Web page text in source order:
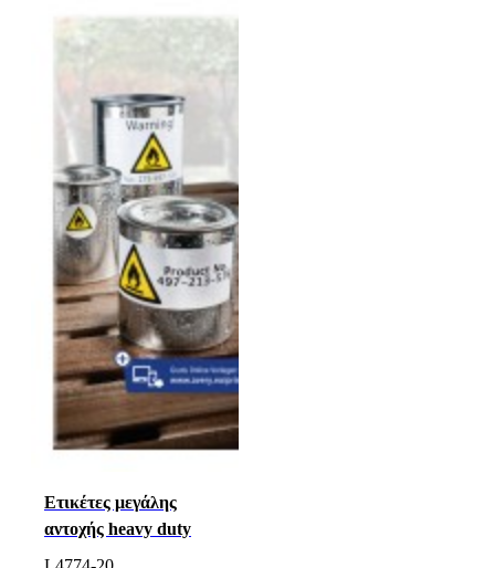
Ετικέτες μεγάλης
αντοχής heavy duty